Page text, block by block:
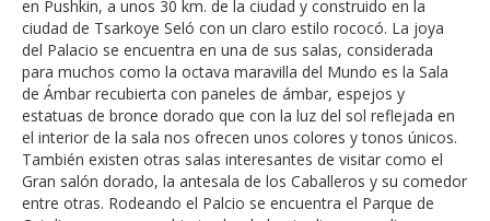
en Pushkin, a unos 30 km. de la ciudad y construido en la
ciudad de Tsarkoye Seló con un claro estilo rococó. La joya
del Palacio se encuentra en una de sus salas, considerada
para muchos como la octava maravilla del Mundo es la Sala
de Ámbar recubierta con paneles de ámbar, espejos y
estatuas de bronce dorado que con la luz del sol reflejada en
el interior de la sala nos ofrecen unos colores y tonos únicos.
También existen otras salas interesantes de visitar como el
Gran salón dorado, la antesala de los Caballeros y su comedor
entre otras. Rodeando el Palcio se encuentra el Parque de